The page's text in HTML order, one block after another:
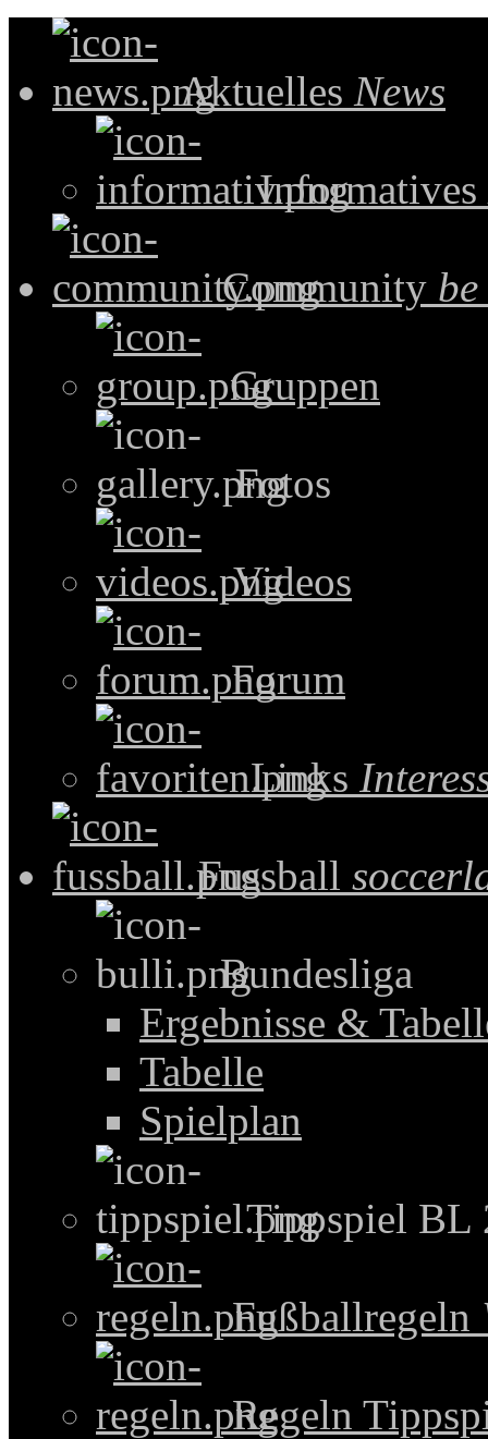
Aktuelles News
Informatives
Community
Gruppen
Fotos
Videos
Forum
Links
Fussball
Bundesliga
Ergebnisse &
Tabelle
Spielplan
Tippspiel BL
Fußballregeln
Regeln